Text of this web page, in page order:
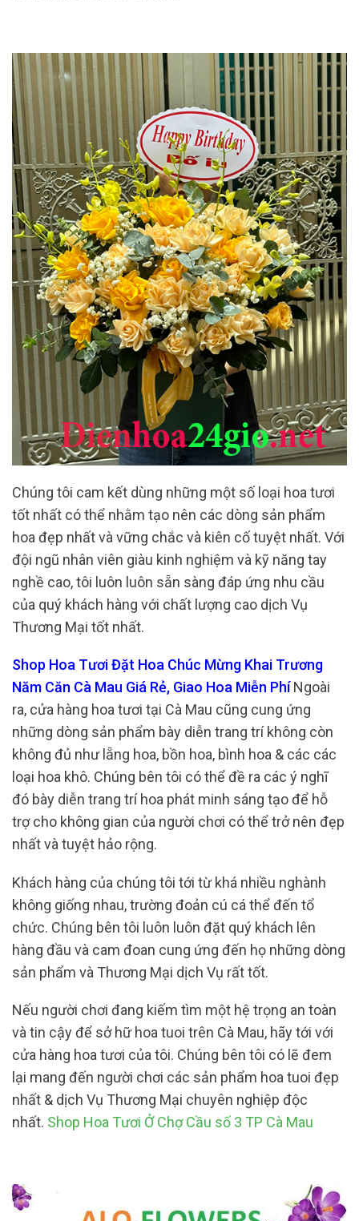
Chúng tôi cam kết dùng những một số loại hoa tươi
tốt nhất có thể nhằm tạo nên các dòng sản phẩm
hoa đẹp nhất và vững chắc và kiên cố tuyệt nhất. Với
đội ngũ nhân viên giàu kinh nghiệm và kỹ năng tay
nghề cao, tôi luôn luôn sẵn sàng đáp ứng nhu cầu
của quý khách hàng với chất lượng cao dịch Vụ
Thương Mại tốt nhất.
Shop Hoa Tươi Đặt Hoa Chúc Mừng Khai Trương
Năm Căn Cà Mau Giá Rẻ, Giao Hoa Miễn PhíNgoài
ra, cửa hàng hoa tươi tại Cà Mau cũng cung ứng
những dòng sản phẩm bày diễn trang trí không còn
không đủ như lẵng hoa, bồn hoa, bình hoa & các các
loại hoa khô. Chúng bên tôi có thể đề ra các ý nghĩ
đó bày diễn trang trí hoa phát minh sáng tạo để hỗ
trợ cho không gian của người chơi có thể trở nên đẹp
nhất và tuyệt hảo rộng.
Khách hàng của chúng tôi tới từ khá nhiều nghành
không giống nhau, trường đoản cú cá thể đến tổ
chức. Chúng bên tôi luôn luôn đặt quý khách lên
hàng đầu và cam đoan cung ứng đến họ những dòng
sản phẩm và Thương Mại dịch Vụ rất tốt.
Nếu người chơi đang kiếm tìm một hệ trọng an toàn
và tin cậy để sở hữ hoa tuoi trên Cà Mau, hãy tới với
cửa hàng hoa tươi của tôi. Chúng bên tôi có lẽ đem
lại mang đến người chơi các sản phẩm hoa tuoi đẹp
nhất & dịch Vụ Thương Mại chuyên nghiệp độc
nhất. Shop Hoa Tươi Ở Chợ Cầu số 3 TP Cà Mau